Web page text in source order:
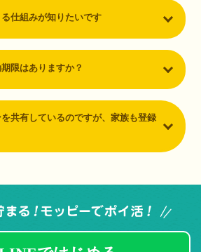
仕組みが知りたいです
限はありますか？
共有しているのですが、家族も登録